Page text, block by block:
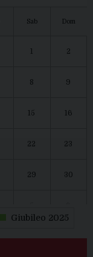
Sab Dom
1 2
8 9
15 16
22 23
29 30
Giubileo 2025